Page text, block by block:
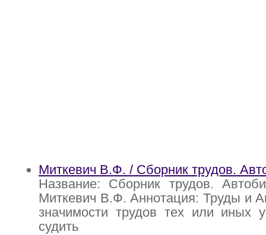
Миткевич В.Ф. / Сборник трудов.
Название: Сборник трудов.
Миткевич В.Ф. Аннотация: Труды и
значимости трудов тех или иных
судить